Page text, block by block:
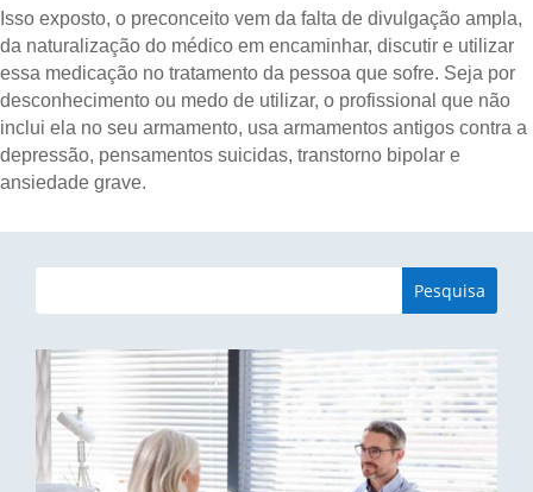
Isso exposto, o preconceito vem da falta de divulgação ampla,
da naturalização do médico em encaminhar, discutir e utilizar
essa medicação no tratamento da pessoa que sofre. Seja por
desconhecimento ou medo de utilizar, o profissional que não
inclui ela no seu armamento, usa armamentos antigos contra a
depressão, pensamentos suicidas, transtorno bipolar e
ansiedade grave.